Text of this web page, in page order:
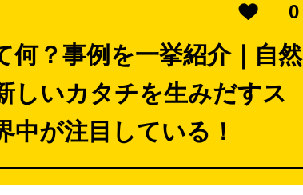
0
？事例を一挙紹介｜自然
しいカタチを生みだすス
が注目している！